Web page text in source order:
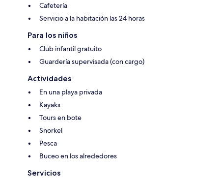
Cafetería
Servicio a la habitación las 24 horas
Para los niños
Club infantil gratuito
Guardería supervisada (con cargo)
Actividades
En una playa privada
Kayaks
Tours en bote
Snorkel
Pesca
Buceo en los alrededores
Servicios